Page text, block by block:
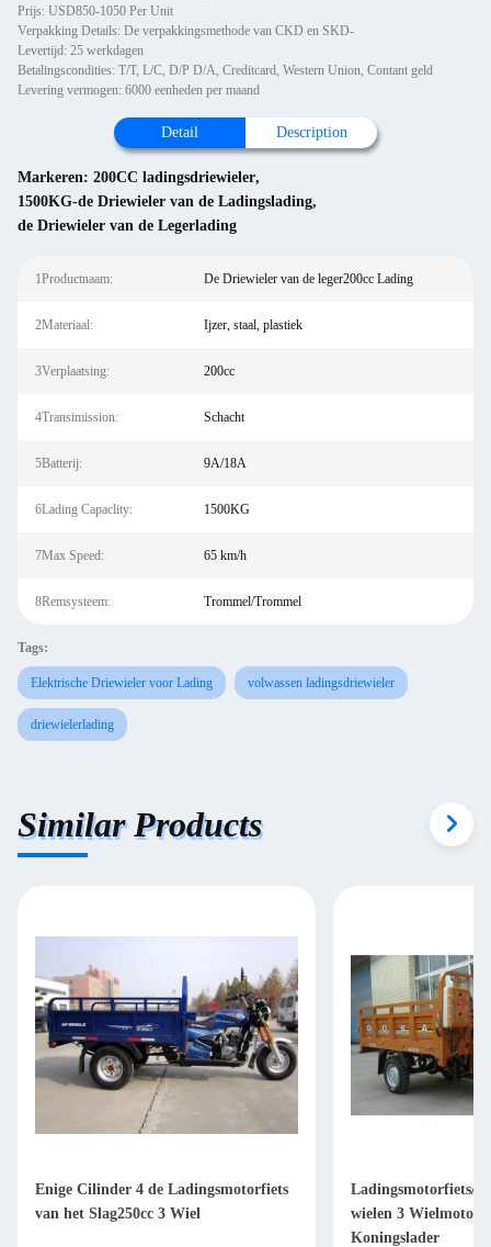
Prijs: USD850-1050 Per Unit
Verpakking Details: De verpakkingsmethode van CKD en SKD-
Levertijd: 25 werkdagen
Betalingscondities: T/T, L/C, D/P D/A, Creditcard, Western Union, Contant geld
Levering vermogen: 6000 eenheden per maand
Detail Description
Markeren: 200CC ladingsdriewieler,
1500KG-de Driewieler van de Ladingslading,
de Driewieler van de Legerlading
1Productnaam: De Driewieler van de leger200cc Lading
2Materiaal: Ijzer, staal, plastiek
3Verplaatsing: 200cc
4Transimission: Schacht
5Batterij: 9A/18A
6Lading Capaclity: 1500KG
7Max Speed: 65 km/h
8Remsysteem: Trommel/Trommel
Tags:
Elektrische Driewieler voor Lading volwassen ladingsdriewieler
driewielerlading
Similar Products
Enige Cilinder 4 de Ladingsmotorfiets
van het Slag250cc 3 Wiel
Ladingsmotorfiets/
wielen 3
Koningslader